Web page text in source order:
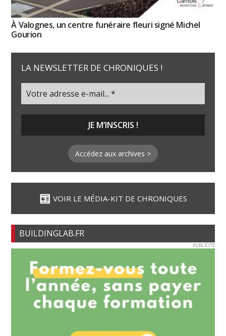
À Valognes, un centre funéraire fleuri signé Michel
Gourion
LA NEWSLETTER DE CHRONIQUES !
Accédez aux archives >
VOIR LE MÉDIA-KIT DE CHRONIQUES
BUILDINGLAB.FR
PUBLICITE